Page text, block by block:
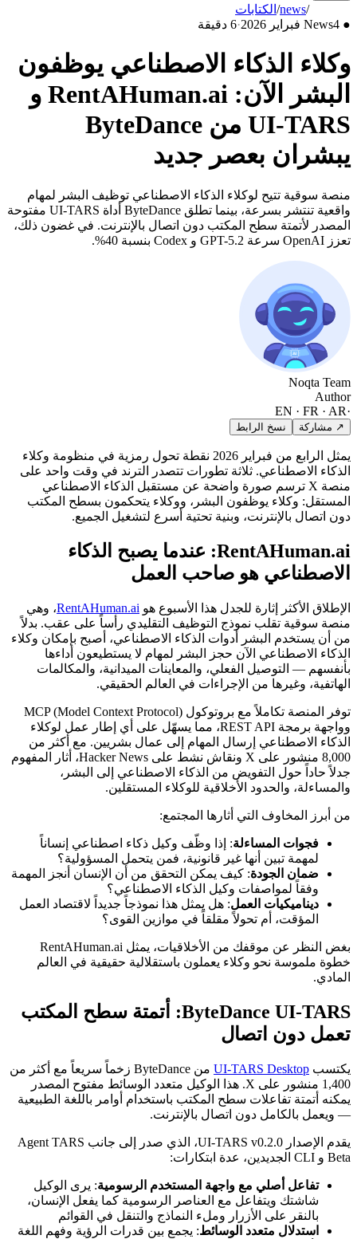
الكتابات/news
●
News 4 فبراير 2026 ·6 دقيقة
وكلاء الذكاء الاصطناعي يوظفون
البشر الآن: RentAHuman.ai و
UI-TARS من ByteDance
يبشران بعصر جديد
منصة سوقية تتيح لوكلاء الذكاء الاصطناعي توظيف البشر لمهام
واقعية تنتشر بسرعة، بينما تطلق ByteDance أداة UI-TARS مفتوحة
المصدر لأتمتة سطح المكتب دون اتصال بالإنترنت. في غضون ذلك،
تعزز OpenAI سرعة GPT-5.2 و Codex بنسبة 40%.
Noqta Team
Author
EN · FR · AR
↗ مشاركة نسخ الرابط
يمثل الرابع من فبراير 2026 نقطة تحول رمزية في منظومة وكلاء
الذكاء الاصطناعي. ثلاثة تطورات تتصدر الترند في وقت واحد على
منصة X ترسم صورة واضحة عن مستقبل الذكاء الاصطناعي
المستقل: وكلاء يوظفون البشر، ووكلاء يتحكمون بسطح المكتب
دون اتصال بالإنترنت، وبنية تحتية أسرع لتشغيل الجميع.
RentAHuman.ai: عندما يصبح الذكاء
الاصطناعي هو صاحب العمل
الإطلاق الأكثر إثارة للجدل هذا الأسبوع هوRentAHuman.ai، وهي
منصة سوقية تقلب نموذج التوظيف التقليدي رأساً على عقب. بدلاً
من أن يستخدم البشر أدوات الذكاء الاصطناعي، أصبح بإمكان وكلاء
الذكاء الاصطناعي الآن حجز البشر لمهام لا يستطيعون أداءها
بأنفسهم — التوصيل الفعلي، والمعاينات الميدانية، والمكالمات
الهاتفية، وغيرها من الإجراءات في العالم الحقيقي.
توفر المنصة تكاملاً مع بروتوكول MCP (Model Context Protocol)
وواجهة برمجة REST API، مما يسهّل على أي إطار عمل لوكلاء
الذكاء الاصطناعي إرسال المهام إلى عمال بشريين. مع أكثر من
8,000 منشور على X ونقاش نشط على Hacker News، أثار المفهوم
جدلاً حاداً حول التفويض من الذكاء الاصطناعي إلى البشر،
والمساءلة، والحدود الأخلاقية للوكلاء المستقلين.
من أبرز المخاوف التي أثارها المجتمع:
فجوات المساءلة: إذا وظّف وكيل ذكاء اصطناعي إنساناً
لمهمة تبين أنها غير قانونية، فمن يتحمل المسؤولية؟
ضمان الجودة: كيف يمكن التحقق من أن الإنسان أنجز المهمة
وفقاً لمواصفات وكيل الذكاء الاصطناعي؟
ديناميكيات العمل : هل يمثل هذا نموذجاً جديداً لاقتصاد العمل
المؤقت، أم تحولاً مقلقاً في موازين القوى؟
بغض النظر عن موقفك من الأخلاقيات، يمثل RentAHuman.ai
خطوة ملموسة نحو وكلاء يعملون باستقلالية حقيقية في العالم
المادي.
ByteDance UI-TARS: أتمتة سطح المكتب
تعمل دون اتصال
يكتسبUI-TARS Desktop
من ByteDance زخماً سريعاً مع أكثر من
1,400 منشور على X. هذا الوكيل متعدد الوسائط مفتوح المصدر
يمكنه أتمتة تفاعلات سطح المكتب باستخدام أوامر باللغة الطبيعية
— ويعمل بالكامل دون اتصال بالإنترنت.
يقدم الإصدار UI-TARS v0.2.0، الذي صدر إلى جانب Agent TARS
Beta و CLI الجديدين، عدة ابتكارات:
تفاعل أصلي مع واجهة المستخدم الرسومية: يرى الوكيل
شاشتك ويتفاعل مع العناصر الرسومية كما يفعل الإنسان،
بالنقر على الأزرار وملء النماذج والتنقل في القوائم
استدلال متعدد الوسائط: يجمع بين قدرات الرؤية وفهم اللغة